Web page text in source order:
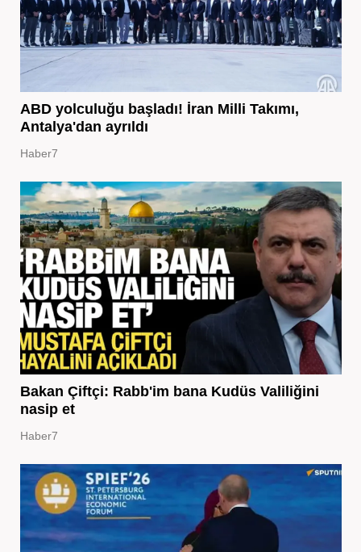
ABD yolculuğu başladı! İran Milli Takımı,
Antalya'dan ayrıldı
Haber7
Bakan Çiftçi: Rabb'im bana Kudüs Valiliğini
nasip et
Haber7